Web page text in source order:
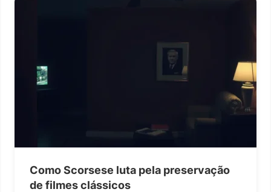
Como Scorsese luta pela preservação
de filmes clássicos